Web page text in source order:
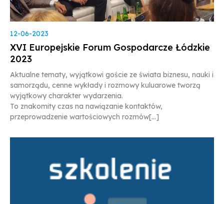
12-06-2023
XVI Europejskie Forum Gospodarcze Łódzkie
2023
Aktualne tematy, wyjątkowi goście ze świata biznesu, nauki i
samorządu, cenne wykłady i rozmowy kuluarowe tworzą
wyjątkowy charakter wydarzenia.
To znakomity czas na nawiązanie kontaktów,
przeprowadzenie wartościowych rozmów[...]